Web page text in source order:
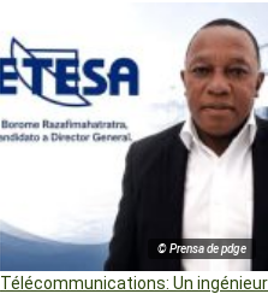
© Prensa de pdge
Télécommunications: Un ingénieur